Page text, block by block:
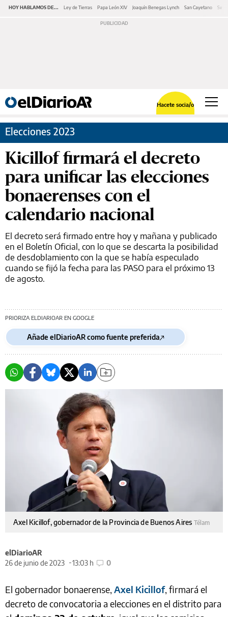
HOY HABLAMOS DE... Ley de Tierras Papa León XIV Joaquín Benegas Lynch San Cayetano
Hacete socia/o
Elecciones 2023
Kicillof firmará el decreto
para unificar las elecciones
bonaerenses con el
calendario nacional
El decreto será firmado entre hoy y mañana y publicado
en el Boletín Oficial, con lo que se descarta la posibilidad
de desdoblamiento con la que se había especulado
cuando se fijó la fecha para las PASO para el próximo 13
de agosto.
PRIORIZA ELDIARIOAR EN GOOGLE
Añade elDiarioAR como fuente preferida
Axel Kicillof, gobernador de la Provincia de Buenos Aires Télam
elDiarioAR
26 de junio de 2023
13:03 h 0
El gobernador bonaerense, Axel Kicillof, firmará el
decreto de convocatoria a elecciones en el distrito para